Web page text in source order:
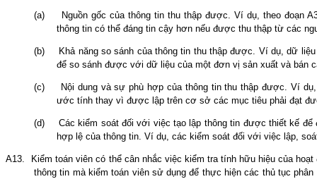
(a) Nguồn gốc của thông tin thu thập được. Ví dụ, theo đoạn
thông tin có thể đáng tin cậy hơn nếu được thu thập từ các
(b) Khả năng so sánh của thông tin thuthập được. Ví dụ, dữ liệu
để so sánh được với dữ liệu của một đơn vị sản xuất và bán
(c) Nội dung và sự phù hợp của thông tinthu thập được. Ví
ước tính thay vì được lập trên cơ sở các mục tiêu phải đạt
(d)
Các kiểm soát đối với việc tạo lập thông tin được thiết kế
hợp lệ của thông tin. Ví dụ, các kiểm soát đối với việc lập,
A13.
Kiểm toán viên có thể cân nhắc việc kiểm tra tính hữu hiệu của
thông tin mà kiểm toán viên sử dụng để thực hiện các thủ tục